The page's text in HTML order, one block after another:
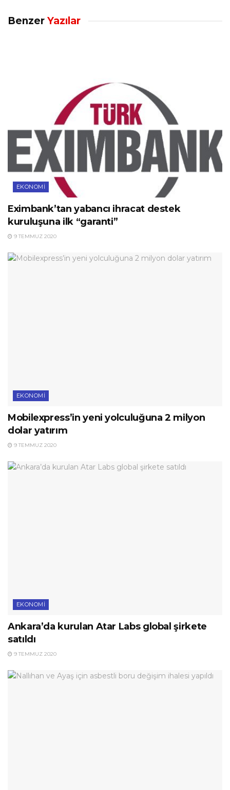
Benzer Yazılar
EKONOMI
Eximbank’tan yabancı ihracat destek
kuruluşuna ilk “garanti”
9 TEMMUZ 2020
EKONOMI
Mobilexpress’in yeni yolculuğuna 2 milyon
dolar yatırım
9 TEMMUZ 2020
EKONOMI
Ankara’da kurulan Atar Labs global şirkete
satıldı
9 TEMMUZ 2020